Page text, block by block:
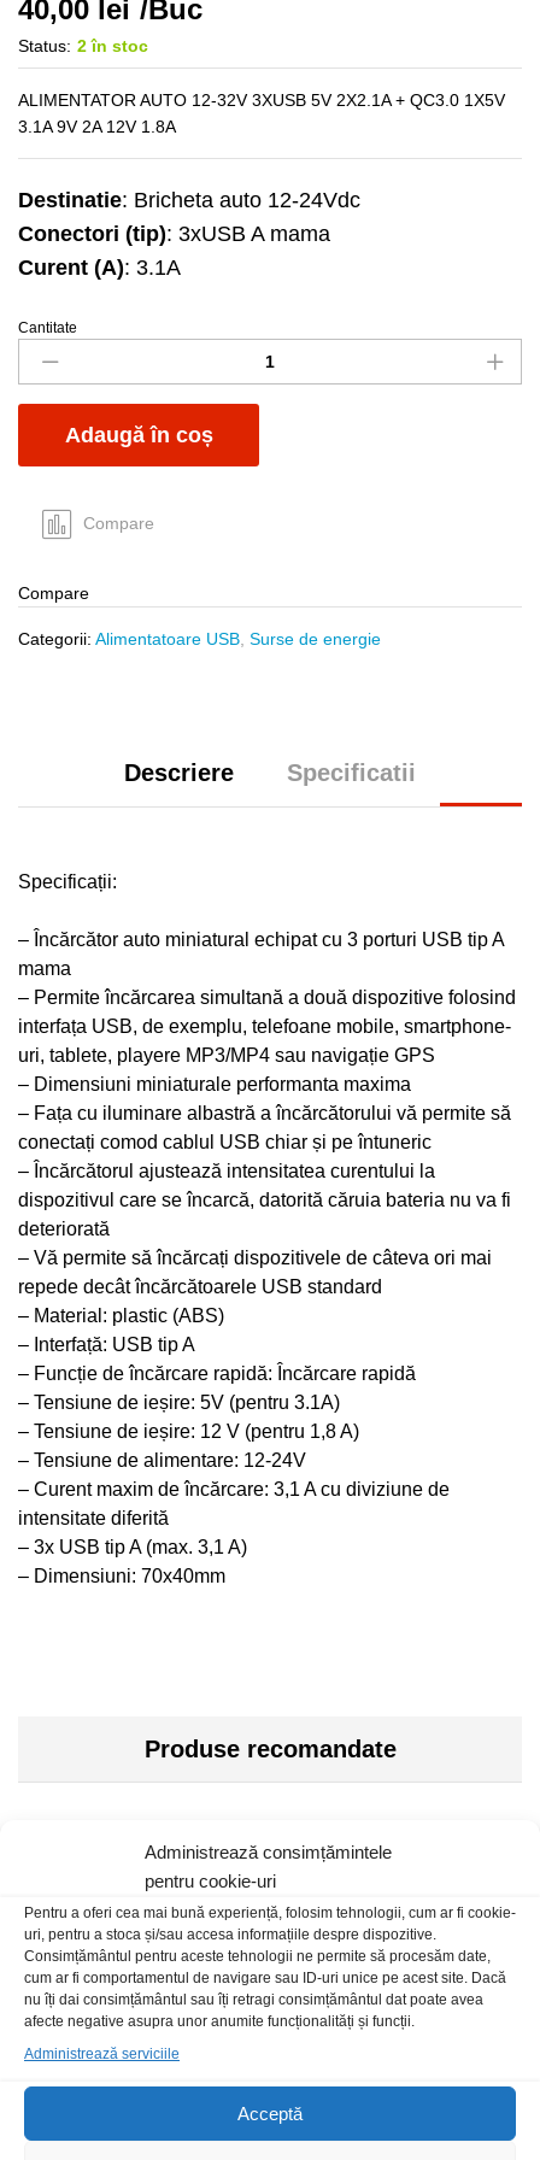
Administrează consimțămintele
pentru cookie-uri
Pentru a oferi cea mai bună experiență, folosim tehnologii, cum ar fi cookie-
uri, pentru a stoca și/sau accesa informațiile despre dispozitive.
Consimțământul pentru aceste tehnologii ne permite să procesăm date,
cum ar fi comportamentul de navigare sau ID-uri unice pe acest site. Dacă
nu îți dai consimțământul sau îți retragi consimțământul dat poate avea
afecte negative asupra unor anumite funcționalități și funcții.
Administrează serviciile
Acceptă
40,00 lei /Buc
Status: 2 în stoc
ALIMENTATOR AUTO 12-32V 3XUSB 5V 2X2.1A + QC3.0 1X5V
3.1A 9V 2A 12V 1.8A
Destinatie: Bricheta auto 12-24Vdc
Conectori (tip): 3xUSB A mama
Curent (A): 3.1A
Alim
USB
A
x3
3.1A
quantity
Cantitate
Adaugă în coș
Compare
Compare
Categorii: Alimentatoare USB Surse de energie
Descriere Specificatii
Specificații:
– Încărcător auto miniatural echipat cu 3 porturi USB tip A
mama
– Permite încărcarea simultană a două dispozitive folosind
interfața USB, de exemplu, telefoane mobile, smartphone-
uri, tablete, playere MP3/MP4 sau navigație GPS
– Dimensiuni miniaturale performanta maxima
– Fața cu iluminare albastră a încărcătorului vă permite să
conectați comod cablul USB chiar și pe întuneric
– Încărcătorul ajustează intensitatea curentului la
dispozitivul care se încarcă, datorită căruia bateria nu va fi
deteriorată
– Vă permite să încărcați dispozitivele de câteva ori mai
repede decât încărcătoarele USB standard
– Material: plastic (ABS)
– Interfață: USB tip A
– Funcție de încărcare rapidă: Încărcare rapidă
– Tensiune de ieșire: 5V (pentru 3.1A)
– Tensiune de ieșire: 12 V (pentru 1,8 A)
– Tensiune de alimentare: 12-24V
– Curent maxim de încărcare: 3,1 A cu diviziune de
intensitate diferită
– 3x USB tip A (max. 3,1 A)
– Dimensiuni: 70x40mm
Produse recomandate
Convertor 24-12Vdc 40A PE-45
446,00lei/Buc
Alimentator USB A x1 retea 1A